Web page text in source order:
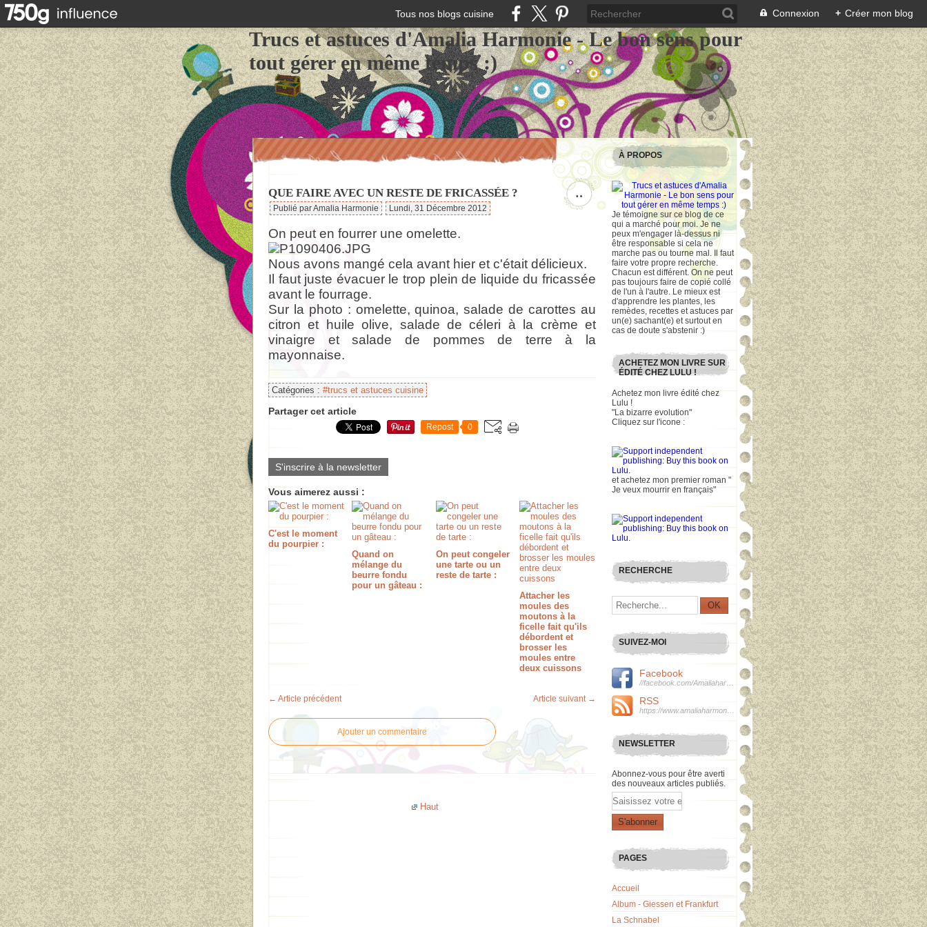
Tous nos blogs cuisine Connexion + Créer mon blog
Trucs et astuces d'Amalia Harmonie - Le bon sens pour
tout gérer en même temps :)
…
QUE FAIRE AVEC UN RESTE DE FRICASSÉE ?
Publié par Amalia Harmonie Lundi, 31 Décembre 2012
On peut en fourrer une omelette.
Nous avons mangé cela avant hier et c'était délicieux.
Il faut juste évacuer le trop plein de liquide du fricassée
avant le fourrage.
Sur la photo : omelette, quinoa, salade de carottes au
citron et huile olive, salade de céleri à la crème et
vinaigre et salade de pommes de terre à la
mayonnaise.
Catégories : #trucs et astuces cuisine
Partager cet article
Repost 0
S'inscrire à la newsletter
Vous aimerez aussi :
C'est le moment
du pourpier :
Quand on
mélange du
beurre fondu
pour un gâteau :
On peut congeler
une tarte ou un
reste de tarte :
Attacher les
moules des
moutons à la
ficelle fait qu'ils
débordent et
brosser les
moules entre
deux cuissons
← Article précédent Article suivant →
Ajouter un commentaire
Haut
À PROPOS
Je témoigne sur ce blog de ce
qui a marché pour moi. Je ne
peux m'engager là-dessus ni
être responsable si cela ne
marche pas ou tourne mal. Il faut
faire votre propre recherche.
Chacun est différent. On ne peut
pas toujours faire de copié collé
de l'un à l'autre. Le mieux est
d'apprendre les plantes, les
remèdes, recettes et astuces par
un(e) sachant(e) et surtout en
cas de doute s'abstenir :)
ACHETEZ MON LIVRE SUR
ÉDITÉ CHEZ LULU !
Achetez mon livre édité chez
Lulu !
"La bizarre evolution"
Cliquez sur l'icone :
et achetez mon premier roman "
Je veux mourrir en français"
RECHERCHE
SUIVEZ-MOI
Facebook
RSS
NEWSLETTER
Abonnez-vous pour être averti
des nouveaux articles publiés.
Email
PAGES
Accueil
Album - Giessen et Frankfurt
La Schnabel